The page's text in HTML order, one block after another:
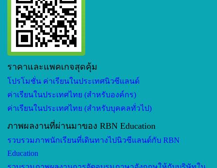
ราคาและแพคเกจสุดคุ้ม
โปรโมชั่น ค่าเรียนในประเทศนิวซีแลนด์
ค่าเรียนในประเทศไทย (สำหรับองค์กร)
ค่าเรียนในประเทศไทย (สำหรับบุคคลทั่วไป)
ภาพผลงานที่ผ่านมาของ RBN Education
รวบรวมภาพนักเรียนที่เดินทางไปนิวซีแลนด์กับ RBN
Education